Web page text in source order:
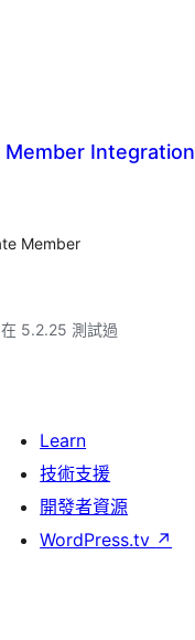
Member Integration
Member
在 5.2.25 測試過
Learn
技術支援
開發者資源
WordPress.tv ↗